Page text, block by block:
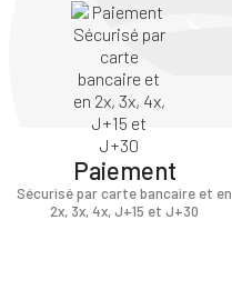
Paiement
Sécurisé par carte bancaire et en
2x, 3x, 4x, J+15 et J+30